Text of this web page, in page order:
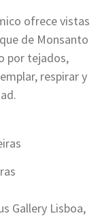
ofrece vistas
de Monsanto
por tejados,
respirar y
Gallery Lisboa,